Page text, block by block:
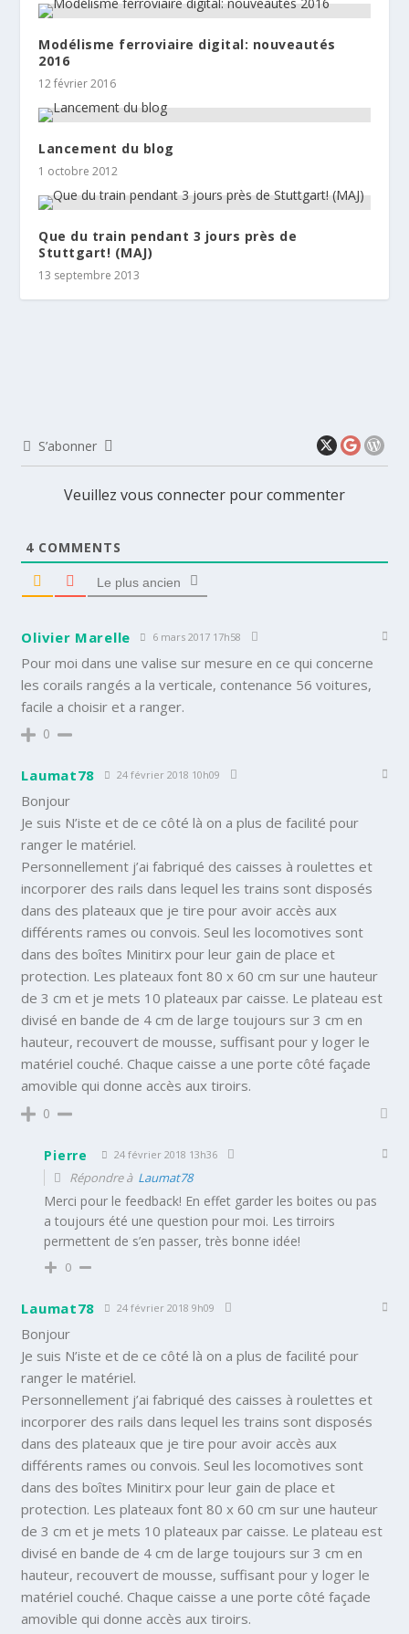
Modélisme ferroviaire digital: nouveautés
2016
12 février 2016
Lancement du blog
1 octobre 2012
Que du train pendant 3 jours près de
Stuttgart! (MAJ)
13 septembre 2013
S’abonner
Veuillez vous connecter pour commenter
4 COMMENTS
Le plus ancien
Olivier Marelle 6 mars 2017 17h58
Pour moi dans une valise sur mesure en ce qui concerne
les corails rangés a la verticale, contenance 56 voitures,
facile a choisir et a ranger.
0
Laumat78 24 février 2018 10h09
Bonjour
Je suis N’iste et de ce côté là on a plus de facilité pour
ranger le matériel.
Personnellement j’ai fabriqué des caisses à roulettes et
incorporer des rails dans lequel les trains sont disposés
dans des plateaux que je tire pour avoir accès aux
différents rames ou convois. Seul les locomotives sont
dans des boîtes Minitirx pour leur gain de place et
protection. Les plateaux font 80 x 60 cm sur une hauteur
de 3 cm et je mets 10 plateaux par caisse. Le plateau est
divisé en bande de 4 cm de large toujours sur 3 cm en
hauteur, recouvert de mousse, suffisant pour y loger le
matériel couché. Chaque caisse a une porte côté façade
amovible qui donne accès aux tiroirs.
0
Pierre 24 février 2018 13h36
Répondre à Laumat78
Merci pour le feedback! En effet garder les boites ou pas
a toujours été une question pour moi. Les tirroirs
permettent de s’en passer, très bonne idée!
0
Laumat78 24 février 2018 9h09
Bonjour
Je suis N’iste et de ce côté là on a plus de facilité pour
ranger le matériel.
Personnellement j’ai fabriqué des caisses à roulettes et
incorporer des rails dans lequel les trains sont disposés
dans des plateaux que je tire pour avoir accès aux
différents rames ou convois. Seul les locomotives sont
dans des boîtes Minitirx pour leur gain de place et
protection. Les plateaux font 80 x 60 cm sur une hauteur
de 3 cm et je mets 10 plateaux par caisse. Le plateau est
divisé en bande de 4 cm de large toujours sur 3 cm en
hauteur, recouvert de mousse, suffisant pour y loger le
matériel couché. Chaque caisse a une porte côté façade
amovible qui donne accès aux tiroirs.